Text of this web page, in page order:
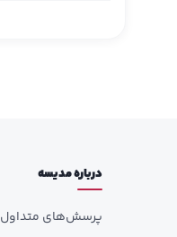
درباره مدیسه
پرسش‌های متداول